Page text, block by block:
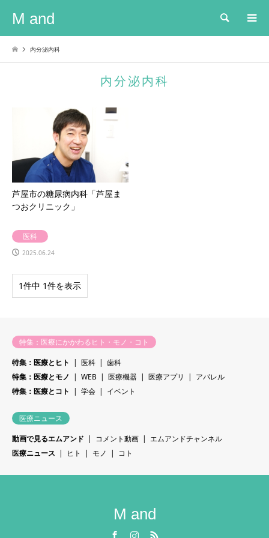
M and 検索
内分泌内科
内分泌内科
芦屋市の糖尿病内科「芦屋ま
つおクリニック」
医科
2025.06.24
1件中 1件を表示
特集：医療にかかわるヒト・モノ・コト
特集：医療とヒト
医科
歯科
特集：医療とモノ
WEB 医療機器 医療アプリ
アパレル
特集：医療とコト
学会 イベント
医療ニュース
動画で見るエムアンド
コメント動画
エムアンドチャンネル
医療ニュース
ヒト モノ コト
M and